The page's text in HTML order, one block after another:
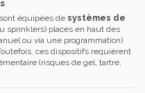
équipées de systèmes de
sprinklers) placés en haut des
ou via une programmation)
ces dispositifs requièrent
(risques de gel, tartre,